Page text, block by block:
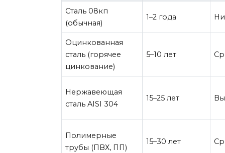
Сталь 08кп
(обычная)
1–2 года
Оцинкованная
сталь (горячее
цинкование)
5–10 лет
Нержавеющая
сталь AISI 304
15–25 лет
Полимерные
трубы (ПВХ, ПП)
15–30 лет